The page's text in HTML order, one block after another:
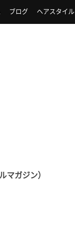
ブログ ヘアスタイル
マガジン）